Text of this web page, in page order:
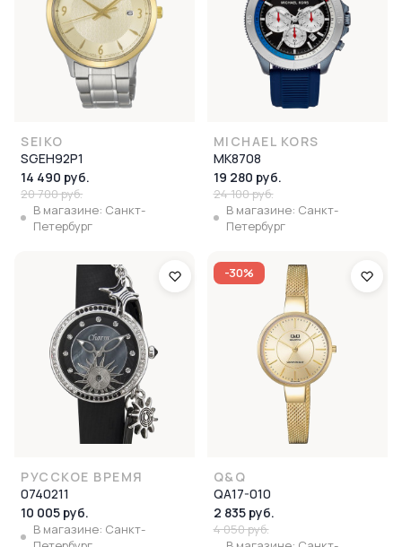
SEIKO
SGEH92P1
14 490 руб.
20 700 руб.
В магазине: Санкт-
Петербург
MICHAEL KORS
MK8708
19 280 руб.
24 100 руб.
В магазине: Санкт-
Петербург
РУССКОЕ ВРЕМЯ
0740211
10 005 руб.
В магазине: Санкт-
-30%
Q&Q
QA17-010
2 835 руб.
4 050 руб.